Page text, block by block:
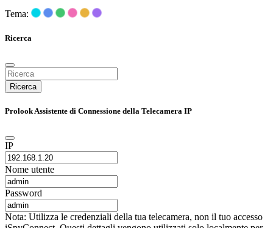
Tema:
Ricerca
Ricerca
Prolook Assistente di Connessione della Telecamera IP
IP
Nome utente
Password
Nota: Utilizza le credenziali della tua telecamera, non il tuo accesso